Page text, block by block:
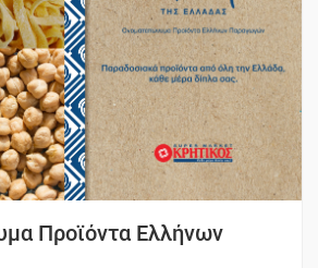
Προϊόντα Ελλήνων